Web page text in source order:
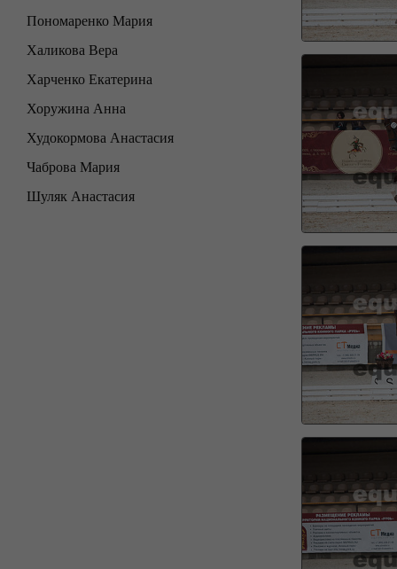
Пономаренко Мария
Халикова Вера
Харченко Екатерина
Хоружина Анна
Худокормова Анастасия
Чаброва Мария
Шуляк Анастасия